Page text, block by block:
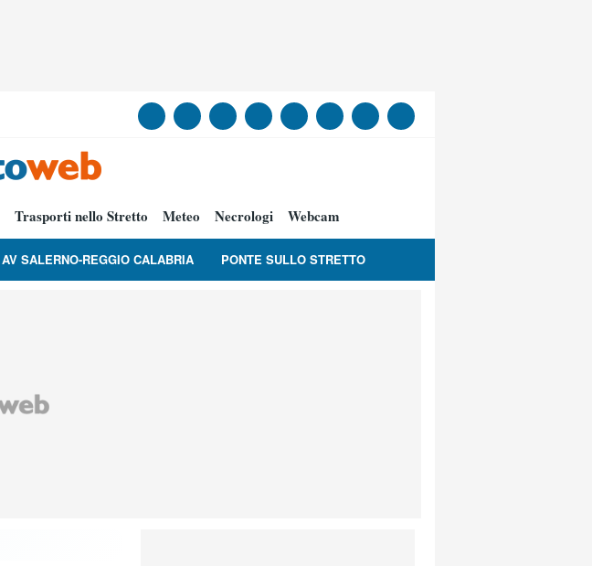
Trasporti nello Stretto Meteo Necrologi Webcam
AV SALERNO-REGGIO CALABRIA PONTE SULLO STRETTO